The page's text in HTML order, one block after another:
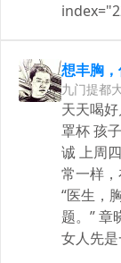
想丰胸
九门提都
天天喝
罩杯 孩
诚 上周
常一样，
“医生，
题。” 章
女人先